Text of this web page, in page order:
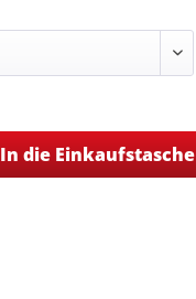
In die Einkaufstasche